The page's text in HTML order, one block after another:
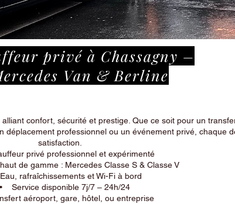
privé à Chassagny –
Van & Berline
confort, sécurité et prestige. Que ce soit pour un
déplacement professionnel ou un événement privé, chaque
satisfaction.
privé professionnel et expérimenté
de gamme : Mercedes Classe S & Classe V
rafraîchissements et Wi-Fi à bord
Service disponible 7j/7 – 24h/24
aéroport, gare, hôtel, ou entreprise